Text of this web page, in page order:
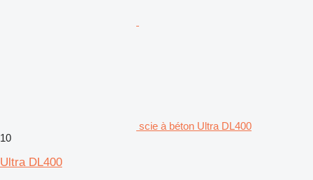
scie à béton Ultra DL400
10
Ultra DL400